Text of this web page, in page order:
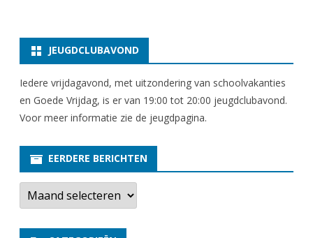
JEUGDCLUBAVOND
Iedere vrijdagavond, met uitzondering van schoolvakanties
en Goede Vrijdag, is er van 19:00 tot 20:00 jeugdclubavond.
Voor meer informatie zie de jeugdpagina.
EERDERE BERICHTEN
E
r
e